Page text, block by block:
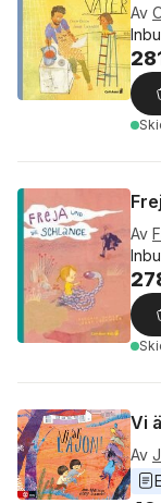
Av
Av
Vi
Av